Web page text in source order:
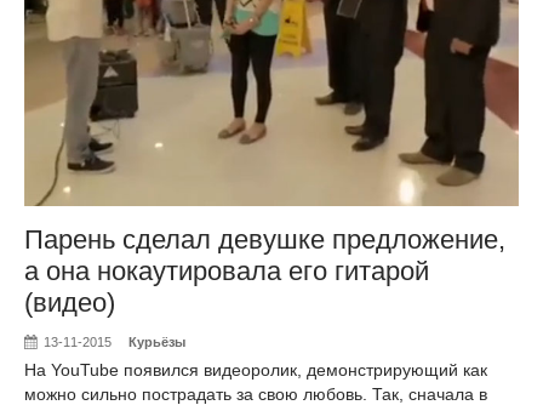
Парень сделал девушке предложение,
а она нокаутировала его гитарой
(видео)
13-11-2015 Курьёзы
На YouTube появился видеоролик, демонстрирующий как
можно сильно пострадать за свою любовь. Так, сначала в